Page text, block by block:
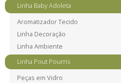
Linha Baby Adoleta
Aromatizador Tecido
Linha Decoração
Linha Ambiente
Linha Pout Pourris
Peças em Vidro